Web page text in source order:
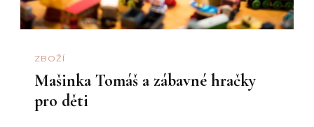
ZBOŽÍ
Mašinka Tomáš a zábavné hračky
pro děti